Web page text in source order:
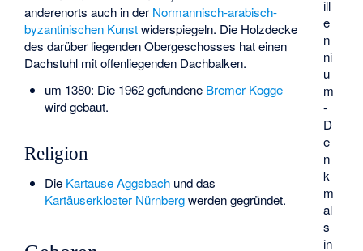
ill
e
n
ni
u
m
-
D
e
n
k
m
al
s
in
anderenorts auch in der Normannisch-arabisch-
byzantinischen Kunstwiderspiegeln. Die Holzdecke
des darüber liegenden Obergeschosses hat einen
Dachstuhl mit offenliegenden Dachbalken.
um 1380: Die 1962 gefundene Bremer Kogge
wird gebaut.
Religion
Die Kartause Aggsbachund das
Kartäuserkloster Nürnbergwerden gegründet.